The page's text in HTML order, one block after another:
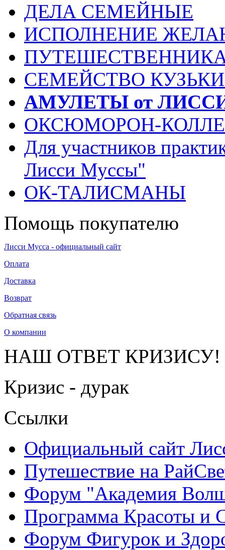
ДЕЛА СЕМЕЙНЫЕ
ИСПОЛНЕНИЕ
СЕМЕЙСТВО
АМУЛЕТЫ от
ОКСЮМОРОН-
Для участников
Лисси Муссы"
ОК-ТАЛИСМАНЫ
Помощь покупателю
Лисси Мусса - официальный сайт
Оплата
Доставка
Возврат
Обратная связь
О компании
НАШ ОТВЕТ КРИЗИСУ!
Кризис - дурак
Ссылки
Официальный сайт
Путешествие на
Форум "Академия
Программа Красоты и
Форум Фигурок и